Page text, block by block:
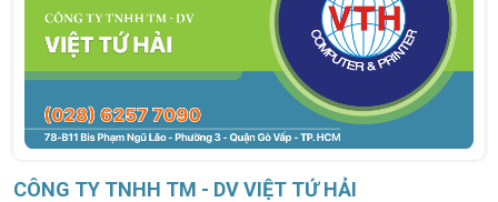
CÔNG TY TNHH TM - DV VIỆT TỨ HẢI